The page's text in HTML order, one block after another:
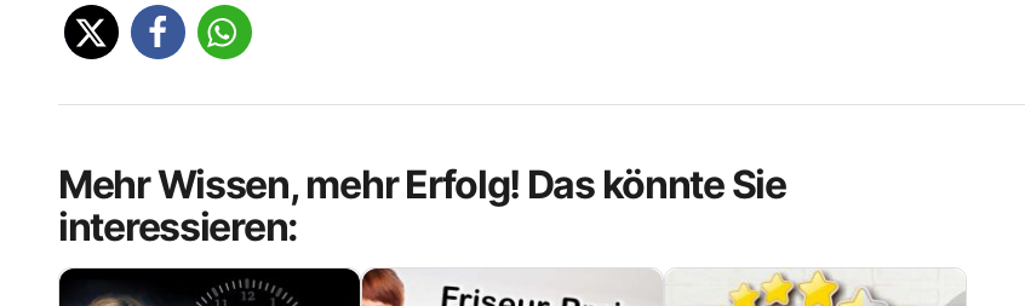
Mehr Wissen, mehr Erfolg! Das könnte Sie
interessieren: